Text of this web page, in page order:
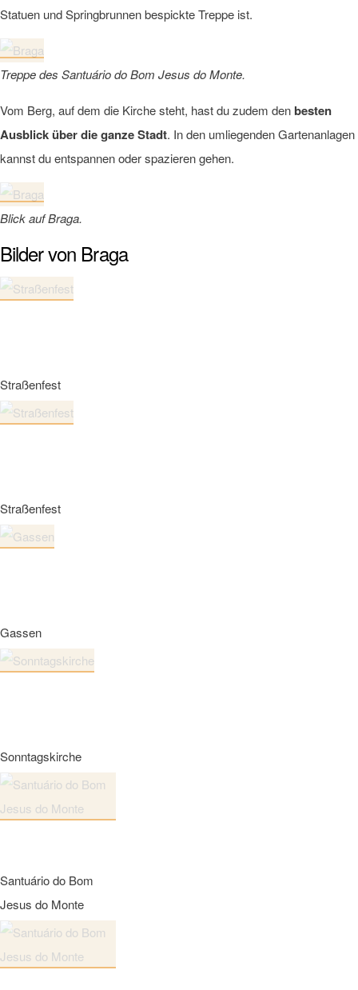
Statuen und Springbrunnen bespickte Treppe ist.
Treppe des Santuário do Bom Jesus do Monte.
Vom Berg, auf dem die Kirche steht, hast du zudem denbesten
Ausblick über die ganze Stadt. In den umliegenden Gartenanlagen
kannst du entspannen oder spazieren gehen.
Blick auf Braga.
Bilder von Braga
Straßenfest
Straßenfest
Gassen
Sonntagskirche
Santuário do Bom
Jesus do Monte